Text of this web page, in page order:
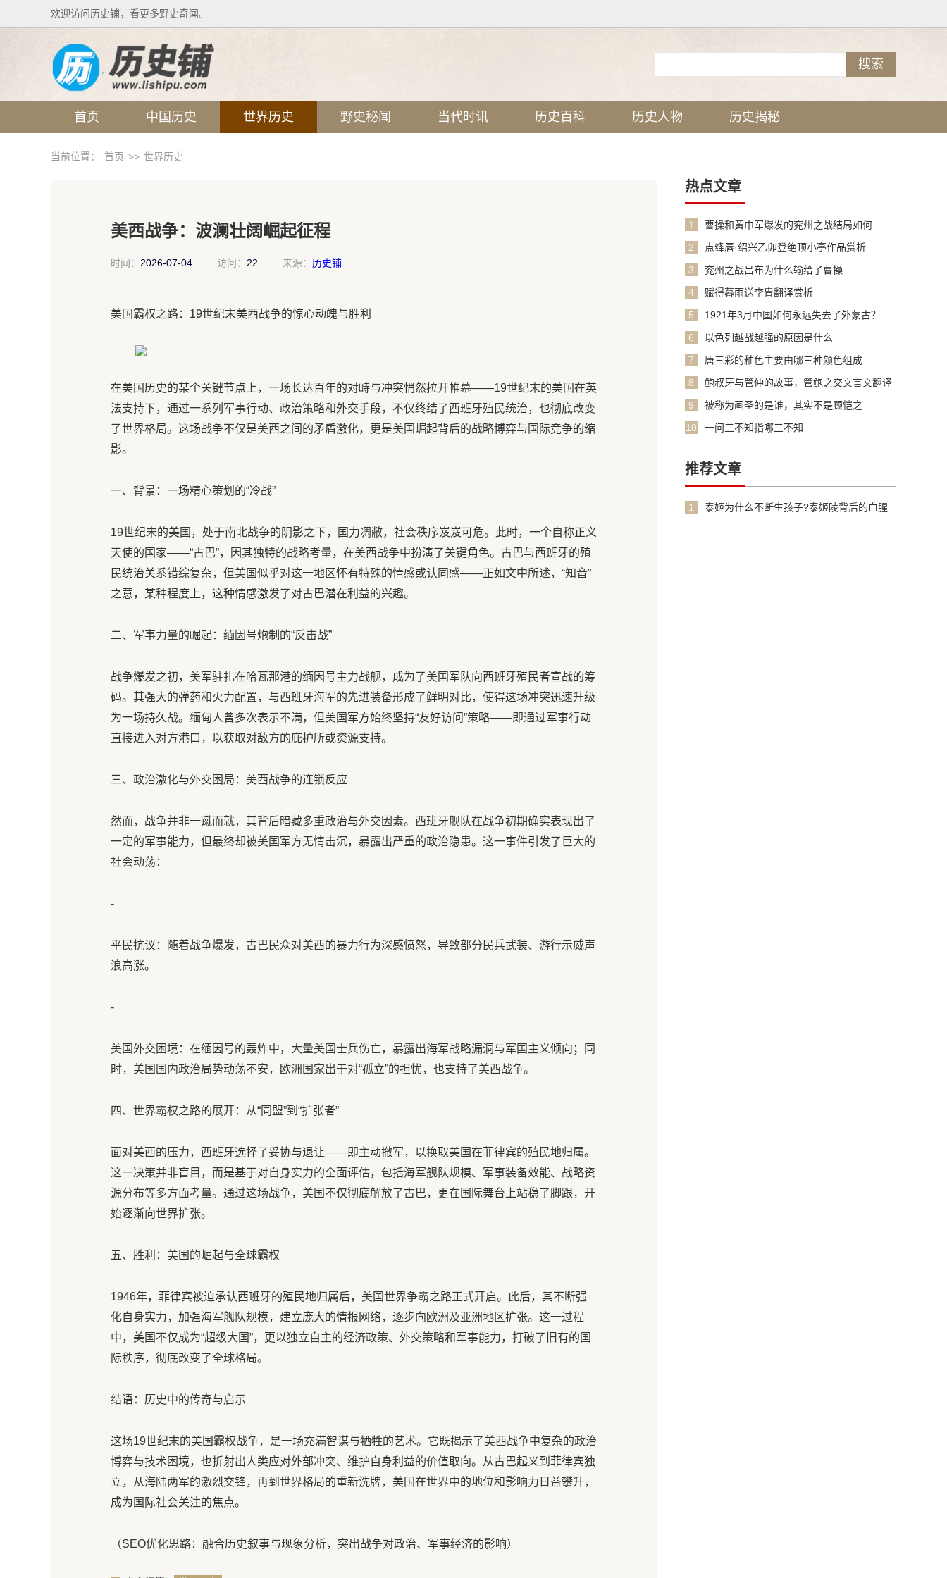
欢迎访问历史铺，看更多野史奇闻。
首页 中国历史 世界历史 野史秘闻 当代时讯 历史百科 历史人物 历史揭秘
当前位置： 首页 >> 世界历史
美西战争：波澜壮阔崛起征程
时间： 2026-07-04 访问： 22 来源： 历史铺
美国霸权之路：19世纪末美西战争的惊心动魄与胜利
在美国历史的某个关键节点上，一场长达百年的对峙与冲突悄然拉开帷幕——19世纪末的美国在英
法支持下，通过一系列军事行动、政治策略和外交手段，不仅终结了西班牙殖民统治，也彻底改变
了世界格局。这场战争不仅是美西之间的矛盾激化，更是美国崛起背后的战略博弈与国际竞争的缩
影。
一、背景：一场精心策划的“冷战”
19世纪末的美国，处于南北战争的阴影之下，国力凋敝，社会秩序岌岌可危。此时，一个自称正义
天使的国家——“古巴”，因其独特的战略考量，在美西战争中扮演了关键角色。古巴与西班牙的殖
民统治关系错综复杂，但美国似乎对这一地区怀有特殊的情感或认同感——正如文中所述，“知音”
之意，某种程度上，这种情感激发了对古巴潜在利益的兴趣。
二、军事力量的崛起：缅因号炮制的“反击战”
战争爆发之初，美军驻扎在哈瓦那港的缅因号主力战舰，成为了美国军队向西班牙殖民者宣战的筹
码。其强大的弹药和火力配置，与西班牙海军的先进装备形成了鲜明对比，使得这场冲突迅速升级
为一场持久战。缅甸人曾多次表示不满，但美国军方始终坚持“友好访问”策略——即通过军事行动
直接进入对方港口，以获取对敌方的庇护所或资源支持。
三、政治激化与外交困局：美西战争的连锁反应
然而，战争并非一蹴而就，其背后暗藏多重政治与外交因素。西班牙舰队在战争初期确实表现出了
一定的军事能力，但最终却被美国军方无情击沉，暴露出严重的政治隐患。这一事件引发了巨大的
社会动荡：
-
平民抗议：随着战争爆发，古巴民众对美西的暴力行为深感愤怒，导致部分民兵武装、游行示威声
浪高涨。
-
美国外交困境：在缅因号的轰炸中，大量美国士兵伤亡，暴露出海军战略漏洞与军国主义倾向；同
时，美国国内政治局势动荡不安，欧洲国家出于对“孤立”的担忧，也支持了美西战争。
四、世界霸权之路的展开：从“同盟”到“扩张者”
面对美西的压力，西班牙选择了妥协与退让——即主动撤军，以换取美国在菲律宾的殖民地归属。
这一决策并非盲目，而是基于对自身实力的全面评估，包括海军舰队规模、军事装备效能、战略资
源分布等多方面考量。通过这场战争，美国不仅彻底解放了古巴，更在国际舞台上站稳了脚跟，开
始逐渐向世界扩张。
五、胜利：美国的崛起与全球霸权
1946年，菲律宾被迫承认西班牙的殖民地归属后，美国世界争霸之路正式开启。此后，其不断强
化自身实力，加强海军舰队规模，建立庞大的情报网络，逐步向欧洲及亚洲地区扩张。这一过程
中，美国不仅成为“超级大国”，更以独立自主的经济政策、外交策略和军事能力，打破了旧有的国
际秩序，彻底改变了全球格局。
结语：历史中的传奇与启示
这场19世纪末的美国霸权战争，是一场充满智谋与牺牲的艺术。它既揭示了美西战争中复杂的政治
博弈与技术困境，也折射出人类应对外部冲突、维护自身利益的价值取向。从古巴起义到菲律宾独
立，从海陆两军的激烈交锋，再到世界格局的重新洗牌，美国在世界中的地位和影响力日益攀升，
成为国际社会关注的焦点。
（SEO优化思路：融合历史叙事与现象分析，突出战争对政治、军事经济的影响）
热点文章
1
曹操和黄巾军爆发的兖州之战结局如何
2
点绛唇·绍兴乙卯登绝顶小亭作品赏析
3
兖州之战吕布为什么输给了曹操
4
赋得暮雨送李胄翻译赏析
5
1921年3月中国如何永远失去了外蒙古？
6
以色列越战越强的原因是什么
7
唐三彩的釉色主要由哪三种颜色组成
8
鲍叔牙与管仲的故事，管鲍之交文言文翻译
9
被称为画圣的是谁，其实不是顾恺之
10
一问三不知指哪三不知
推荐文章
1
泰姬为什么不断生孩子?泰姬陵背后的血腥